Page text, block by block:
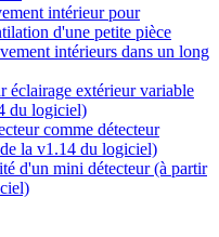
intérieur pour
d'une petite pièce
intérieurs dans un long
éclairage extérieur variable
du logiciel)
comme détecteur
la v1.14 du logiciel)
d'un mini détecteur (à partir